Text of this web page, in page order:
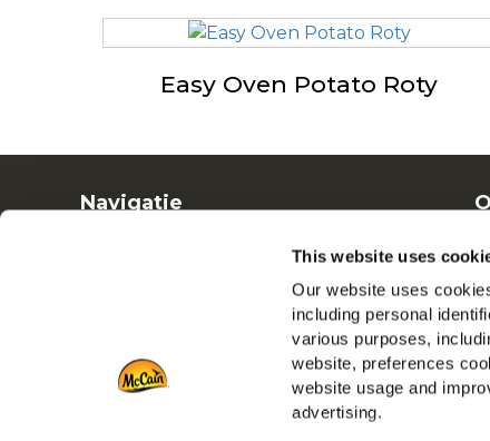
This website uses
Our website uses
including personal
various purposes,
website, preferences
website usage and
advertising.
Easy Oven Potato Roty
Navigatie
Downloads
Contact